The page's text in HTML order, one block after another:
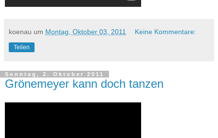
koenau um Montag, Oktober 03, 2011 Keine Kommentare:
Teilen
Sonntag, 2. Oktober 2011
Grönemeyer kann doch tanzen